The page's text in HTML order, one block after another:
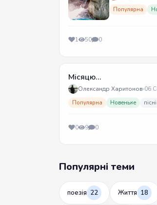
Популярна
1 50 0
Місяцю...
Олександр Харитонов 06
Популярна Новеньке пісні
0 9 0
Популярні теми
поезія 22 Життя 18